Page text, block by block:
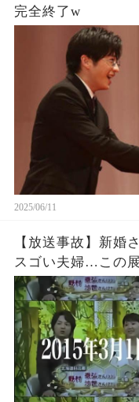
完全終了w
2025/06/11
【放送事故】新婚
スゴい夫婦…この